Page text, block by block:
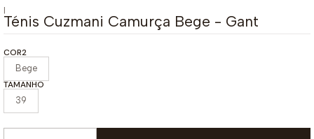
|
Ténis Cuzmani Camurça Bege - Gant
COR2
Bege
TAMANHO
39